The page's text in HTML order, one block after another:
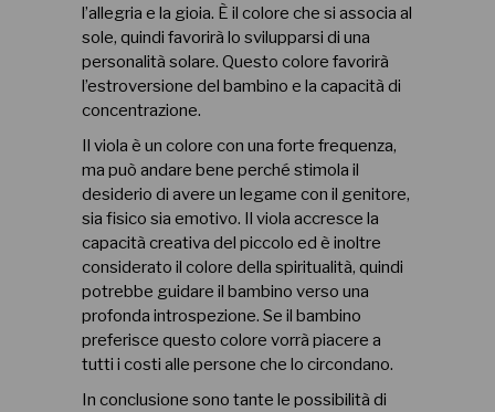
l’allegria e la gioia. È il colore che si associa al
sole, quindi favorirà lo svilupparsi di una
personalità solare. Questo colore favorirà
l’estroversione del bambino e la capacità di
concentrazione.
Il viola è un colore con una forte frequenza,
ma può andare bene perché stimola il
desiderio di avere un legame con il genitore,
sia fisico sia emotivo. Il viola accresce la
capacità creativa del piccolo ed è inoltre
considerato il colore della spiritualità, quindi
potrebbe guidare il bambino verso una
profonda introspezione. Se il bambino
preferisce questo colore vorrà piacere a
tutti i costi alle persone che lo circondano.
In conclusione sono tante le possibilità di